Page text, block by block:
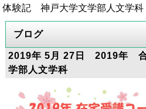
体験記 神戸大学文学部人文学科
ブログ
2019年 5月 27日 2019年
学部人文学科